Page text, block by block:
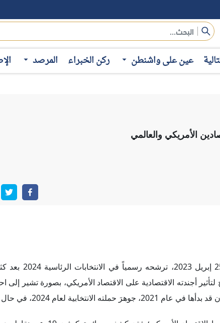
عين على واشنطن ركن الخبراء المرصد
الأمريكي والعالمي
قبل أيام من إعلان الرئيس
أجندته الاقتصادية على الاقتصاد الأمريكي، بصورة تشير إلى
لعام 2024، في حال ترشحه.